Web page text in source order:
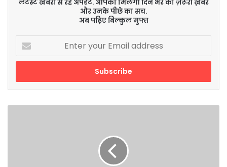
लेटेस्ट खबरों से रहें अपडेट. आपको मिलेंगी दिन भर की ज़रूरी ख़बरें
और उनके पीछे का सच.
अब पढ़िए बिल्कुल मुफ्त
your
Email